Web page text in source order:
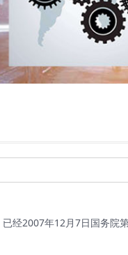
经2007年12月7日国务院